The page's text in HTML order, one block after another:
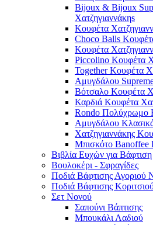
Bijoux & Bijoux
Χατζηγιαννάκηs
Κουφέτα
Choco Balls
Κουφέτα
Piccolino Κουφέτα
Together Κουφέτα
Αμυγδάλου
Βότσαλο Κουφέτα
Καρδιά Κουφέτα
Rondo Πολύχρωμο
Αμυγδάλου
Χατζηγιαννάκης
Μπισκότο Banoffee
Βιβλία Ευχών για Βάφτιση
Βουλοκέρι - Σφραγίδες
Ποδιά Βάφτισης Αγοριού
Ποδιά Βάφτισης
Σετ Νονού
Σαπούνι Βάπτισης
Μπουκάλι Λαδιού